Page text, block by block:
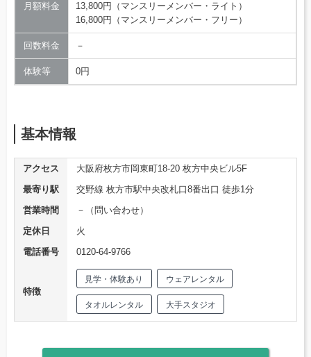
月額料金
13,800円（マンスリーメンバー・ライト）
16,800円（マンスリーメンバー・フリー）
回数料金 －
体験等 0円
基本情報
アクセス
大阪府枚方市岡東町18-20 枚方中央ビル5F
最寄り駅
交野線 枚方市駅中央改札口8番出口 徒歩1分
営業時間
－（問い合わせ）
定休日
火
電話番号
0120-64-9766
特徴
見学・体験あり ウェアレンタル
タオルレンタル 大手スタジオ